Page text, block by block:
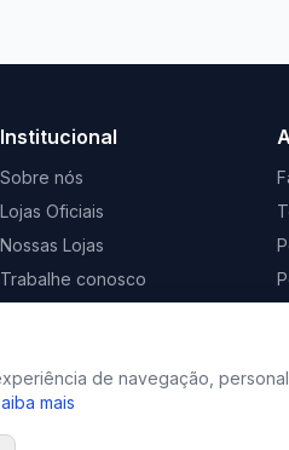
Institucional
Sobre nós
Lojas Oficiais
Nossas Lojas
Trabalhe conosco
de navegação,
mais